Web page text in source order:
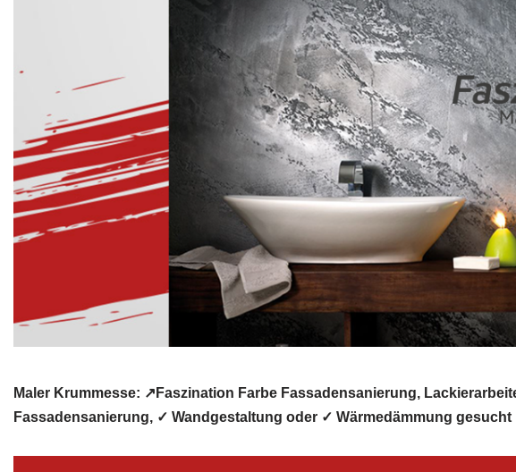
Maler Krummesse: ↗️Faszination Farbe Fassadensanierung,
Fassadensanierung, ✓ Wandgestaltung oder ✓ Wärmedämmung